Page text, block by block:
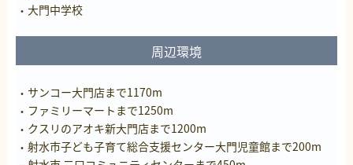
大門中学校
周辺環境
サンコー大門店まで1170m
ファミリーマートまで1250m
クスリのアオキ新大門店まで1200m
射水市子ども子育て総合支援センター大門児童館まで200m